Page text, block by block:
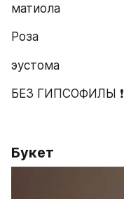
матиола
Роза
эустома
БЕЗ ГИПСОФИЛЫ ❗️
Букет